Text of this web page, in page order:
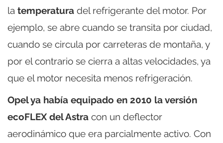
la temperatura del refrigerante del motor. Por
ejemplo, se abre cuando se transita por ciudad,
cuando se circula por carreteras de montaña, y
por el contrario se cierra a altas velocidades, ya
que el motor necesita menos refrigeración.
Opel ya había equipado en 2010 la versión
ecoFLEX del Astra con un deflector
aerodinámico que era parcialmente activo. Con